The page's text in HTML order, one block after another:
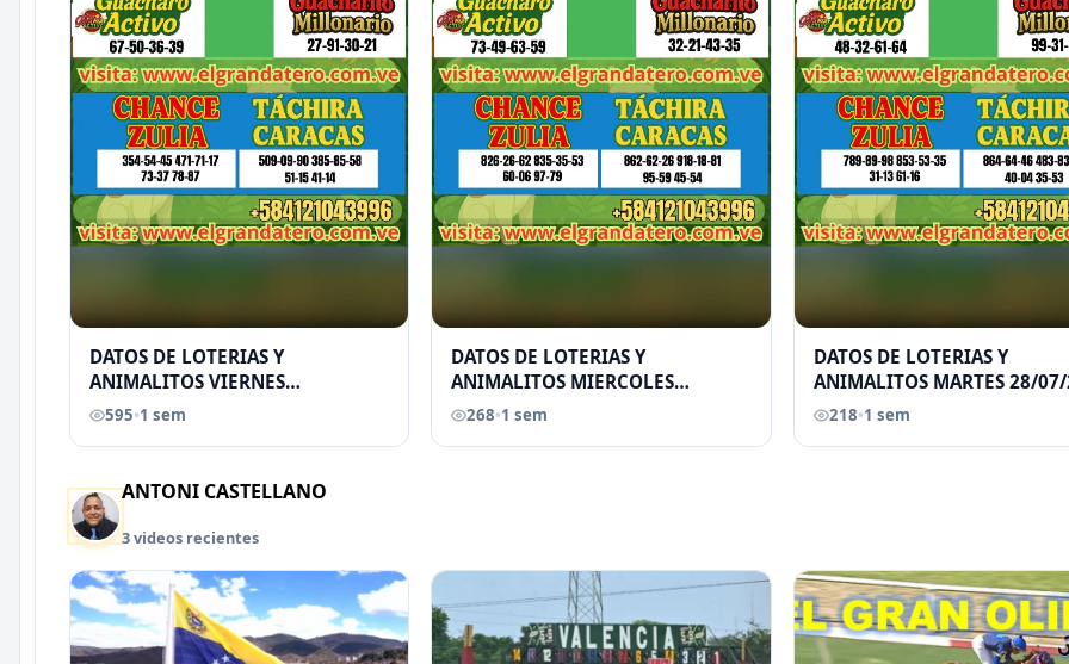
DATOS DE LOTERIAS Y
ANIMALITOS VIERNES
31/07/2026
595•1 sem
DATOS DE LOTERIAS Y
ANIMALITOS MIERCOLES
29/07/2026 ELGRANDATERO JOSE
268•1 sem
DATOS DE LOTERIAS Y
ANIMALITOS MARTES 28/07/
ELGRANDATERO JOSE EREU
218•1 sem
ANTONI CASTELLANO
3 videos recientes